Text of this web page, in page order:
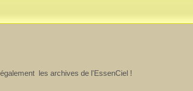
les archives de l'EssenCiel !